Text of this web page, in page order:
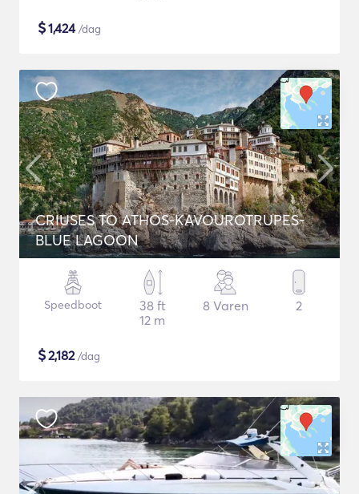
$1,424/dag
CRIUSES TO ATHOS-KAVOUROTRUPES-
BLUE LAGOON
Speedboot
38 ft
12 m
8 Varen 2
$2,182/dag